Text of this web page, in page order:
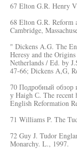
67 Elton G.R. Henry
68 Elton G.R. Reform
Cambridge,
" Dickens A.G. The
Heresy and the
Netherlands / Ed. by
47-66; Dickens A,G,
70 Подробный обзор
у Haigh С. The recent
English Reformation
71 Williams P. The
72 Guy J. Tudor
Monarchy. L., 1997.